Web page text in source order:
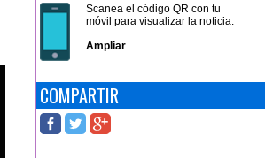
Scanea el código QR con tu
móvil para visualizar la noticia.
Ampliar
COMPARTIR